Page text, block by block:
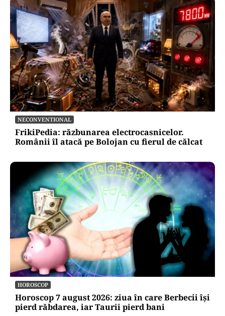
NECONVENTIONAL
FrikiPedia: răzbunarea electrocasnicelor.
Românii îl atacă pe Bolojan cu fierul de călcat
HOROSCOP
Horoscop 7 august 2026: ziua în care Berbecii își
pierd răbdarea, iar Taurii pierd bani